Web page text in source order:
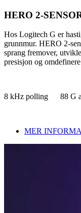
HERO 2-
Hos Logitech G er
grunnmur. HERO 2-
sprang fremover,
presisjon og
8 kHz polling 88 G
MER